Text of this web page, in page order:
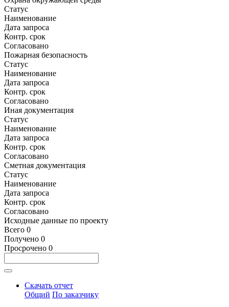
Статус
Наименование
Дата запроса
Контр. срок
Согласовано
Пожарная безопасность
Статус
Наименование
Дата запроса
Контр. срок
Согласовано
Иная документация
Статус
Наименование
Дата запроса
Контр. срок
Согласовано
Сметная документация
Статус
Наименование
Дата запроса
Контр. срок
Согласовано
Исходные данные по проекту
Всего 0
Получено 0
Просрочено 0
Скачать отчет
Общий По заказчику